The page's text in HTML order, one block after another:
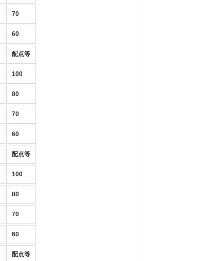
70
60
配点等
100
80
70
60
配点等
100
80
70
60
配点等